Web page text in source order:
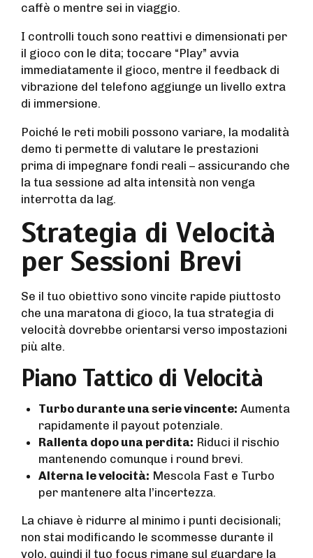
caffè o mentre sei in viaggio.
I controlli touch sono reattivi e dimensionati per
il gioco con le dita; toccare “Play” avvia
immediatamente il gioco, mentre il feedback di
vibrazione del telefono aggiunge un livello extra
di immersione.
Poiché le reti mobili possono variare, la modalità
demo ti permette di valutare le prestazioni
prima di impegnare fondi reali – assicurando che
la tua sessione ad alta intensità non venga
interrotta da lag.
Strategia di Velocità
per Sessioni Brevi
Se il tuo obiettivo sono vincite rapide piuttosto
che una maratona di gioco, la tua strategia di
velocità dovrebbe orientarsi verso impostazioni
più alte.
Piano Tattico di Velocità
Turbo durante una serie vincente: Aumenta
rapidamente il payout potenziale.
Rallenta dopo una perdita: Riduci il rischio
mantenendo comunque i round brevi.
Alterna le velocità: Mescola Fast e Turbo
per mantenere alta l’incertezza.
La chiave è ridurre al minimo i punti decisionali;
non stai modificando le scommesse durante il
volo, quindi il tuo focus rimane sul guardare la